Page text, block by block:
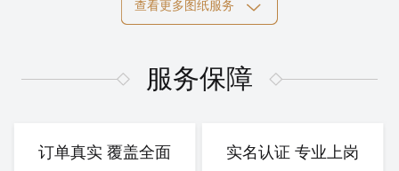
图、 电气施工图等
可选服务：设计院盖章
电气施工图
图、 电气施工图等
可选服务：设计院盖章
查看更多图纸服务
服务保障
订单真实 覆盖全面 实名认证 专业上岗